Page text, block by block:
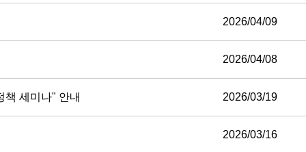
2026/04/09
2026/04/08
책 세미나" 안내 2026/03/19
2026/03/16